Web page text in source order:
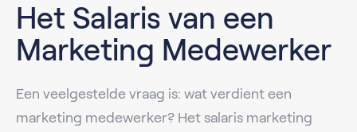
Het Salaris van een
Marketing Medewerker
Een veelgestelde vraag is: wat verdient een
marketing medewerker? Het salaris marketing